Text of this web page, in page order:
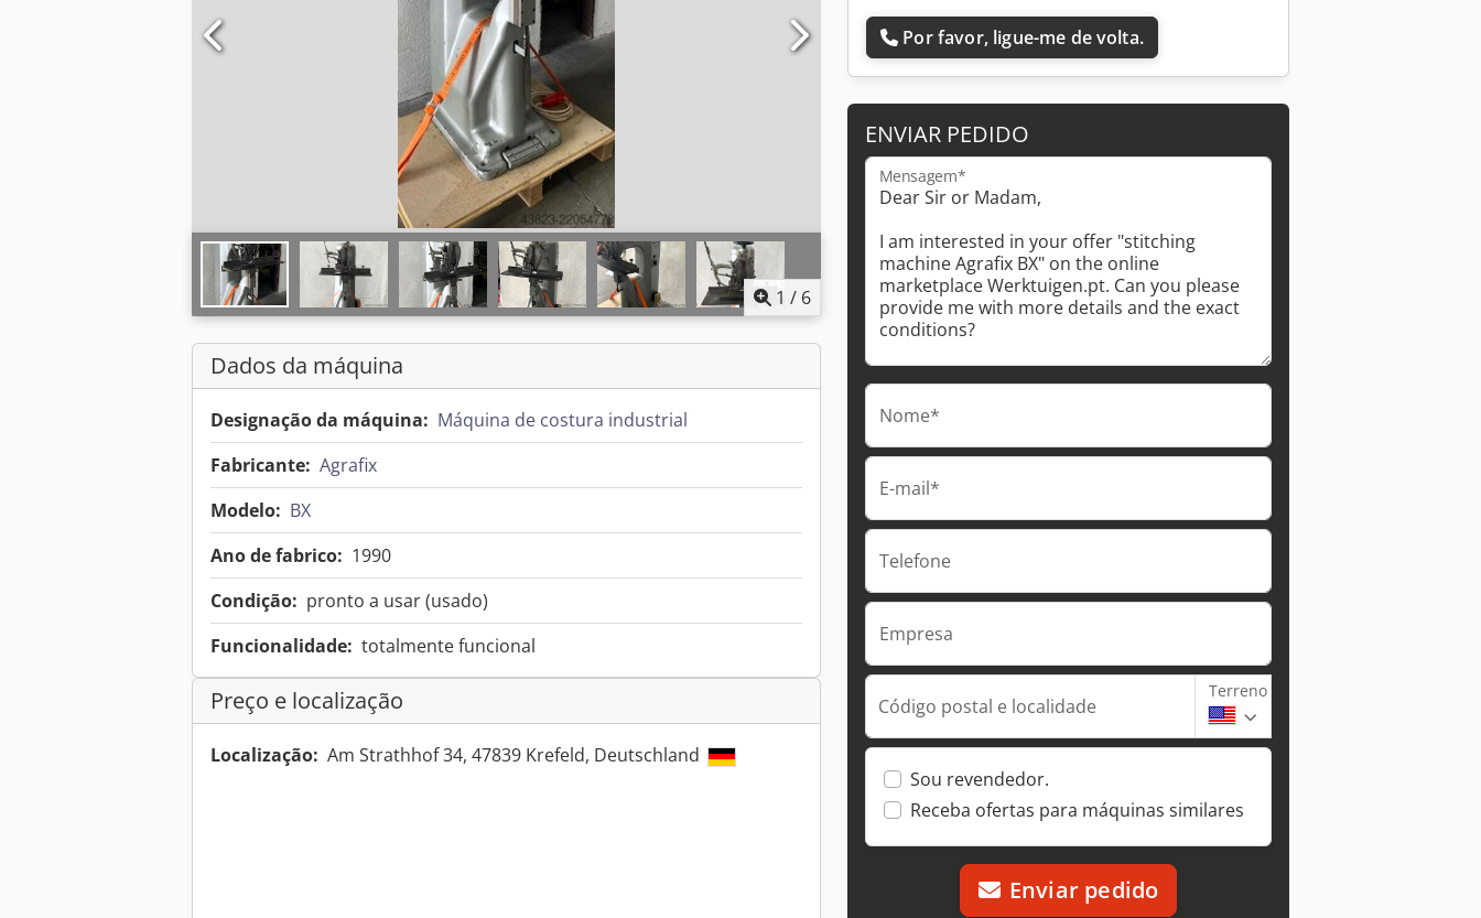
1 / 6
Dados da máquina
Designação da máquina: Máquina de costura industrial
Fabricante: Agrafix
Modelo: BX
Ano de fabrico: 1990
Condição: pronto a usar (usado)
Funcionalidade: totalmente funcional
Preço e localização
Localização: Am Strathhof 34, 47839 Krefeld, Deutschland
Por favor, ligue-me de volta.
ENVIAR PEDIDO
Mensagem*
Nome*
E-mail*
Telefone
Empresa
Código postal e localidade
Terreno
Sou revendedor.
Receba ofertas para máquinas similares
Enviar pedido